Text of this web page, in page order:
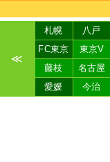
≪
札幌 八戸
FC東京
東京V
藤枝
名古屋
愛媛
今治